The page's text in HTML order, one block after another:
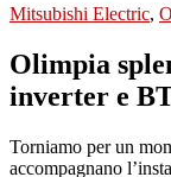
Mitsubishi Electric,
Olimpia
inverter e
Torniamo per un
accompagnano